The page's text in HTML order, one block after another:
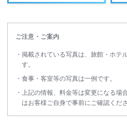
ご注意・ご案内
掲載されている写真は、旅館・ホテ
す。
食事・客室等の写真は一例です。
上記の情報、料金等は変更になる場
はお客様ご自身で事前にご確認くださ